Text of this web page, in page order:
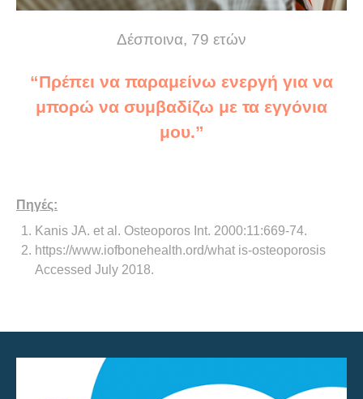
Δέσποινα, 79 ετών
“Πρέπει να παραμείνω ενεργή για να
μπορώ να συμβαδίζω με τα εγγόνια
μου.”
Πηγές:
Kanis JA. et al. Osteoporos Int. 2000:11:669-74.
https://www.iofbonehealth.ord/what is-osteoporosis
Accessed July 2018.